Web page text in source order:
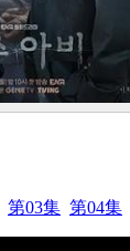
第03集 第04集